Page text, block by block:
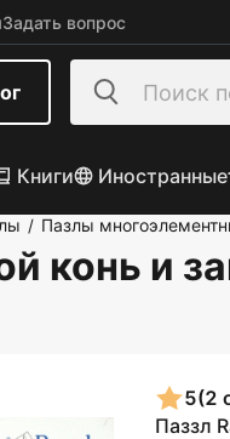
Задать вопрос
Книги Иностранные
/ Пазлы
конь и
5(2
Паззл